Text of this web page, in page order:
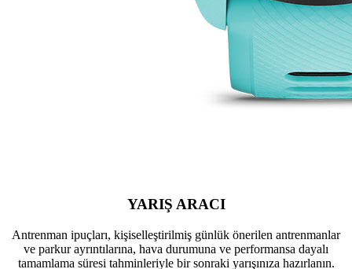
YARIŞ ARACI
Antrenman ipuçları, kişiselleştirilmiş günlük önerilen antrenmanlar
ve parkur ayrıntılarına, hava durumuna ve performansa dayalı
tamamlama süresi tahminleriyle bir sonraki yarışınıza hazırlanın.